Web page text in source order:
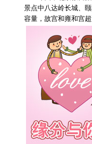
景点中八达岭长城、
容量，故宫和雍和宫超